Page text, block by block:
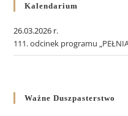
Kalendarium
26.03.2026 r.
111. odcinek programu
Ważne Duszpasterstwo